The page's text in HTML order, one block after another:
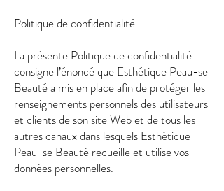
Politique de confidentialité
La présente Politique de confidentialité
consigne l’énoncé que Esthétique Peau-se
Beauté a mis en place afin de protéger les
renseignements personnels des utilisateurs
et clients de son site Web et de tous les
autres canaux dans lesquels Esthétique
Peau-se Beauté recueille et utilise vos
données personnelles.